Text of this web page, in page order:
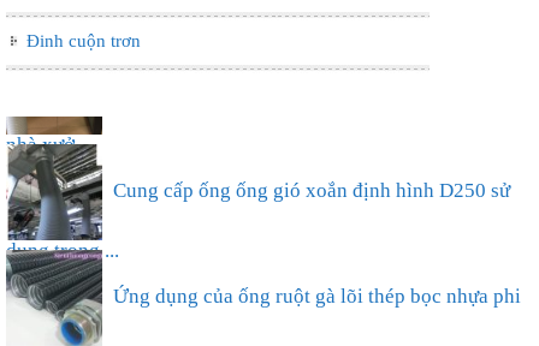
Đinh cuộn trơn
nhà xưở...
dụng trong ...